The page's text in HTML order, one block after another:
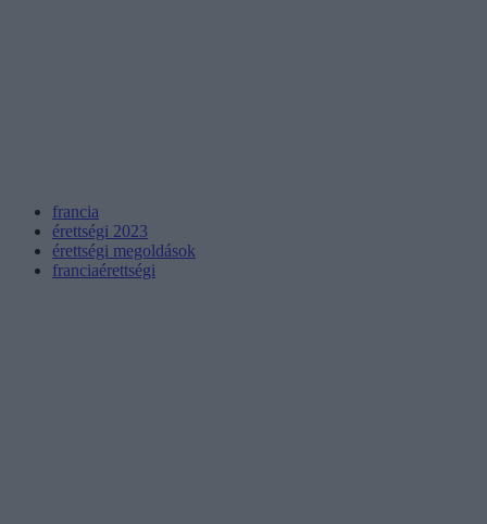
francia
érettségi 2023
érettségi megoldások
franciaérettségi